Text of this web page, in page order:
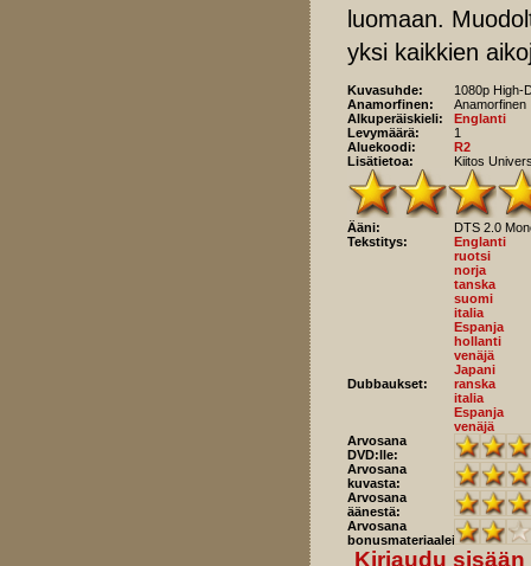
luomaan.
yksi kaikkien
Kuvasuhde:
1080p High-
Anamorfinen:
Anamorfinen
Alkuperäiskieli:
Englanti
Levymäärä:
1
Aluekoodi:
R2
Lisätietoa:
Kiitos
Ääni:
DTS 2.0
Tekstitys:
Englanti
ruotsi
norja
tanska
suomi
italia
Espanja
hollanti
venäjä
Japani
Dubbaukset:
ranska
italia
Espanja
venäjä
Arvosana
DVD:lle:
Arvosana
kuvasta:
Arvosana
äänestä:
Arvosana
bonusmateriaaleista:
Kirjaudu sisään